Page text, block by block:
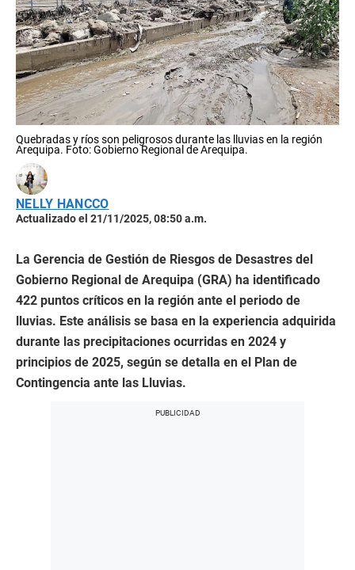
Quebradas y ríos son peligrosos durante las lluvias en la región
Arequipa. Foto: Gobierno Regional de Arequipa.
NELLY HANCCO
Actualizado el 21/11/2025, 08:50 a.m.
La Gerencia de Gestión de Riesgos de Desastres del
Gobierno Regional de Arequipa (GRA) ha identificado
422 puntos críticos en la región ante el periodo de
lluvias. Este análisis se basa en la experiencia adquirida
durante las precipitaciones ocurridas en 2024 y
principios de 2025, según se detalla en el Plan de
Contingencia ante las Lluvias.